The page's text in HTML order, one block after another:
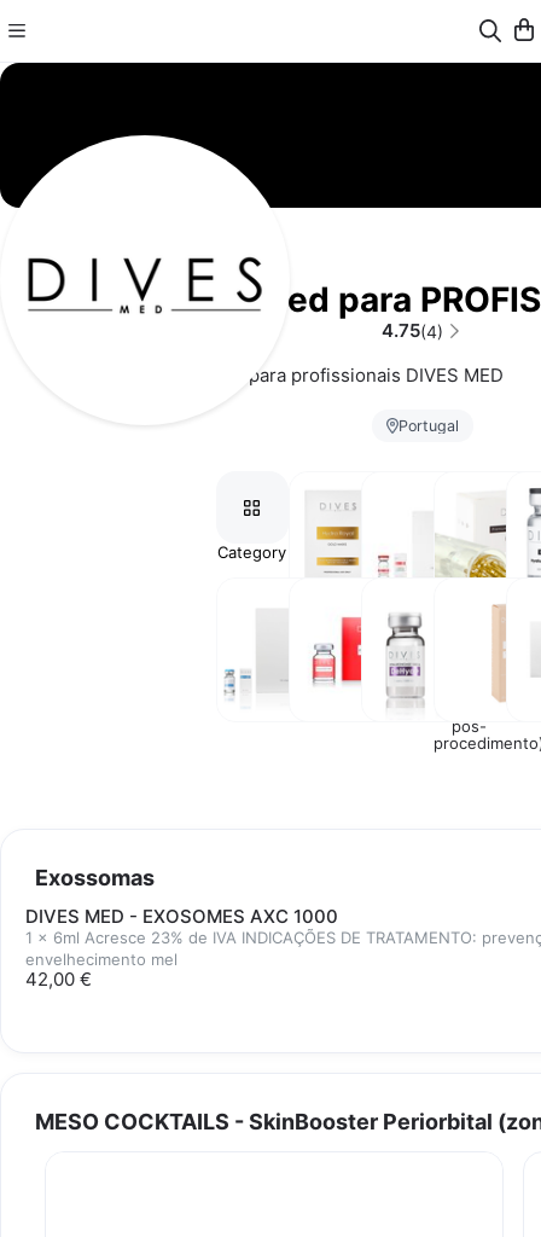
DivesMed para
4.75(4)
Site exclusivo para profissionais DIVES MED
Portugal
Category
Máscaras
Faciais
Tratamento
Capilar
DERMAPEN
Exossomas Outros
Profissionais
(cremes
pós-
Exossomas
DIVES MED - EXOSOMES AXC 1000
1 x 6ml Acresce 23% de IVA INDICAÇÕES DE TRATAMENTO:
envelhecimento mel
42,00 €
MESO COCKTAILS - SkinBooster Periorbital